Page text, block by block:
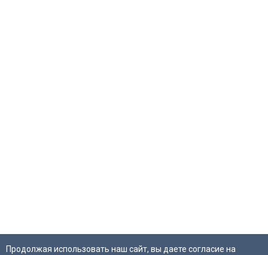
Продолжая использовать наш сайт, вы даете согласие на